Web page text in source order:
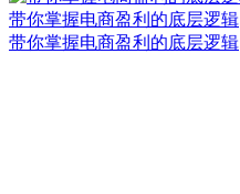
带你掌握电商盈利的底层逻辑
带你掌握电商盈利的底层逻辑